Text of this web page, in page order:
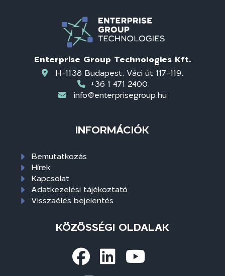
Enterprise Group Technologies Kft.
H-1138 Budapest, Váci út 117-119.
+36 1 471 2400
info@enterprisegroup.hu
INFORMÁCIÓK
Bemutatkozás
Hírek
Kapcsolat
Adatkezelési tájékoztató
Visszaélés bejelentés
KÖZÖSSÉGI OLDALAK